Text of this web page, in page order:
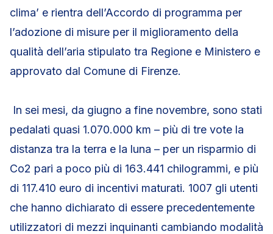
clima’ e rientra dell’Accordo di programma per
l’adozione di misure per il miglioramento della
qualità dell’aria stipulato tra Regione e Ministero e
approvato dal Comune di Firenze.
In sei mesi, da giugno a fine novembre, sono stati
pedalati quasi 1.070.000 km – più di tre vote la
distanza tra la terra e la luna – per un risparmio di
Co2 pari a poco più di 163.441 chilogrammi, e più
di 117.410 euro di incentivi maturati. 1007 gli utenti
che hanno dichiarato di essere precedentemente
utilizzatori di mezzi inquinanti cambiando modalità